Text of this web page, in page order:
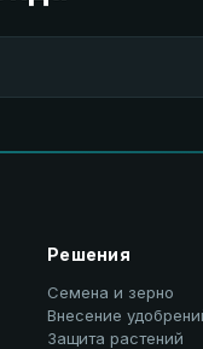
Решения
Семена и зерно
Внесение
Защита растений